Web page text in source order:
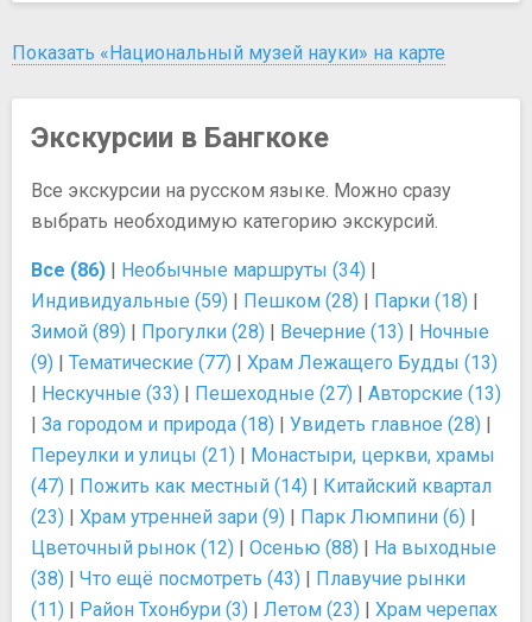
Показать «Национальный музей науки» на карте
Экскурсии в Бангкоке
Все экскурсии на русском языке. Можно сразу
выбрать необходимую категорию экскурсий.
Все (86) | Необычные маршруты (34) |
Индивидуальные (59) | Пешком (28) | Парки (18) |
Зимой (89) | Прогулки (28) | Вечерние (13) | Ночные
(9) | Тематические (77) | Храм Лежащего Будды (13)
| Нескучные (33) | Пешеходные (27) | Авторские (13)
| За городом и природа (18) | Увидеть главное (28) |
Переулки и улицы (21) | Монастыри, церкви, храмы
(47) | Пожить как местный (14) | Китайский квартал
(23) | Храм утренней зари (9) | Парк Люмпини (6) |
Цветочный рынок (12) | Осенью (88) | На выходные
(38) | Что ещё посмотреть (43) | Плавучие рынки
(11) | Район Тхонбури (3) | Летом (23) | Храм черепах